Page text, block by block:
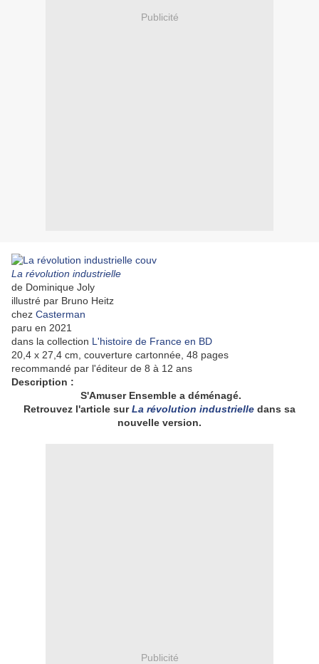
Publicité
La révolution industrielle
de Dominique Joly
illustré par Bruno Heitz
chez Casterman
paru en 2021
dans la collection L'histoire de France en BD
20,4 x 27,4 cm, couverture cartonnée, 48 pages
recommandé par l'éditeur de 8 à 12 ans
Description :
S'Amuser Ensemble a déménagé.
Retrouvez l'article surLa révolution industrielle dans sa
nouvelle version.
Publicité